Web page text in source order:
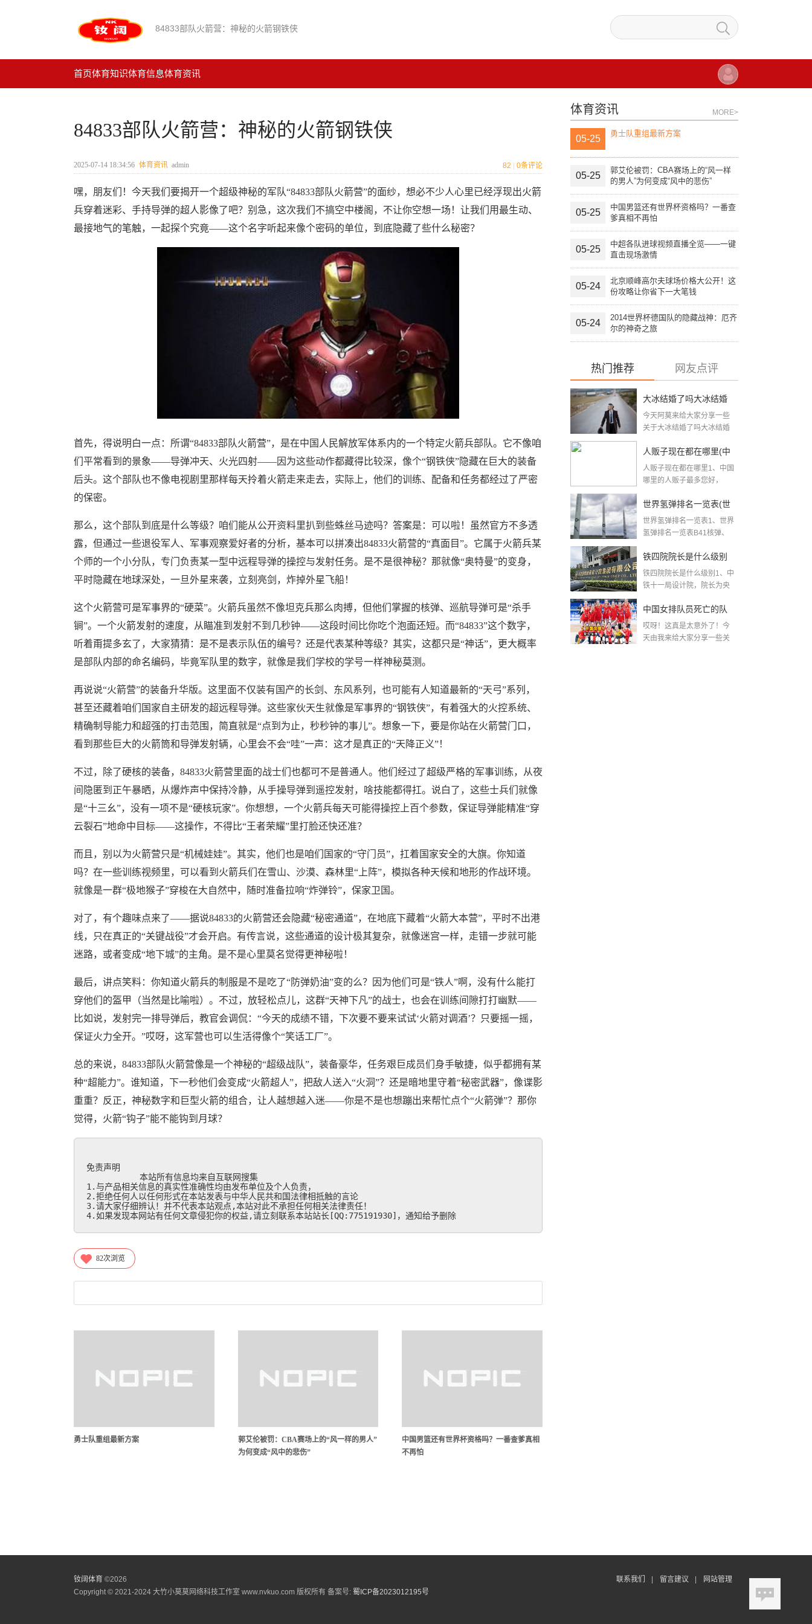
84833部队火箭营：神秘的火箭钢铁侠
首页体育知识体育信息体育资讯
84833部队火箭营：神秘的火箭钢铁侠
2025-07-14 18:34:56 体育资讯 admin 82 0条评论
嘿，朋友们！今天我们要揭开一个超级神秘的军队“84833部队火箭营”的面纱，想必不少人心里已经浮现出火箭
兵穿着迷彩、手持导弹的超人影像了吧？别急，这次我们不搞空中楼阁，不让你空想一场！让我们用最生动、
最接地气的笔触，一起探个究竟——这个名字听起来像个密码的单位，到底隐藏了些什么秘密？
首先，得说明白一点：所谓“84833部队火箭营”，是在中国人民解放军体系内的一个特定火箭兵部队。它不像咱
们平常看到的景象——导弹冲天、火光四射——因为这些动作都藏得比较深，像个“钢铁侠”隐藏在巨大的装备
后头。这个部队也不像电视剧里那样每天拎着火箭走来走去，实际上，他们的训练、配备和任务都经过了严密
的保密。
那么，这个部队到底是什么等级？咱们能从公开资料里扒到些蛛丝马迹吗？答案是：可以啦！虽然官方不多透
露，但通过一些退役军人、军事观察爱好者的分析，基本可以拼凑出84833火箭营的“真面目”。它属于火箭兵某
个师的一个小分队，专门负责某一型中远程导弹的操控与发射任务。是不是很神秘？那就像“奥特曼”的变身，
平时隐藏在地球深处，一旦外星来袭，立刻亮剑，炸掉外星飞船！
这个火箭营可是军事界的“硬菜”。火箭兵虽然不像坦克兵那么肉搏，但他们掌握的核弹、巡航导弹可是“杀手
锏”。一个火箭发射的速度，从瞄准到发射不到几秒钟——这段时间比你吃个泡面还短。而“84833”这个数字，
听着甭提多玄了，大家猜猜：是不是表示队伍的编号？还是代表某种等级？其实，这都只是“神话”，更大概率
是部队内部的命名编码，毕竟军队里的数字，就像是我们学校的学号一样神秘莫测。
再说说“火箭营”的装备升华版。这里面不仅装有国产的长剑、东风系列，也可能有人知道最新的“天弓”系列，
甚至还藏着咱们国家自主研发的超远程导弹。这些家伙天生就像是军事界的“钢铁侠”，有着强大的火控系统、
精确制导能力和超强的打击范围，简直就是“点到为止，秒秒钟的事儿”。想象一下，要是你站在火箭营门口，
看到那些巨大的火箭筒和导弹发射辆，心里会不会“哇”一声：这才是真正的“天降正义”！
不过，除了硬核的装备，84833火箭营里面的战士们也都可不是普通人。他们经过了超级严格的军事训练，从夜
间隐匿到正午暴晒，从爆炸声中保持冷静，从手操导弹到遥控发射，啥技能都得扛。说白了，这些士兵们就像
是“十三幺”，没有一项不是“硬核玩家”。你想想，一个火箭兵每天可能得操控上百个参数，保证导弹能精准“穿
云裂石”地命中目标——这操作，不得比“王者荣耀”里打脸还快还准？
而且，别以为火箭营只是“机械娃娃”。其实，他们也是咱们国家的“守门员”，扛着国家安全的大旗。你知道
吗？在一些训练视频里，可以看到火箭兵们在雪山、沙漠、森林里“上阵”，模拟各种天候和地形的作战环境。
就像是一群“极地猴子”穿梭在大自然中，随时准备拉响“炸弹铃”，保家卫国。
对了，有个趣味点来了——据说84833的火箭营还会隐藏“秘密通道”，在地底下藏着“火箭大本营”，平时不出港
线，只在真正的“关键战役”才会开启。有传言说，这些通道的设计极其复杂，就像迷宫一样，走错一步就可能
迷路，或者变成“地下城”的主角。是不是心里莫名觉得更神秘啦！
最后，讲点笑料：你知道火箭兵的制服是不是吃了“防弹奶油”变的么？因为他们可是“铁人”啊，没有什么能打
穿他们的盔甲（当然是比喻啦）。不过，放轻松点儿，这群“天神下凡”的战士，也会在训练间隙打打幽默——
比如说，发射完一排导弹后，教官会调侃：“今天的成绩不错，下次要不要来试试‘火箭对调酒’？只要摇一摇，
保证火力全开。”哎呀，这军营也可以生活得像个“笑话工厂”。
总的来说，84833部队火箭营像是一个神秘的“超级战队”，装备豪华，任务艰巨成员们身手敏捷，似乎都拥有某
种“超能力”。谁知道，下一秒他们会变成“火箭超人”，把敌人送入“火洞”？还是暗地里守着“秘密武器”，像谍影
重重？反正，神秘数字和巨型火箭的组合，让人越想越入迷——你是不是也想蹦出来帮忙点个“火箭弹”？那你
觉得，火箭“钩子”能不能钩到月球？
免责声明
本站所有信息均来自互联网搜集
1.与产品相关信息的真实性准确性均由发布单位及个人负责，
2.拒绝任何人以任何形式在本站发表与中华人民共和国法律相抵触的言论
3.请大家仔细辨认！并不代表本站观点,本站对此不承担任何相关法律责任！
4.如果发现本网站有任何文章侵犯你的权益,请立刻联系本站站长[QQ:775191930]，通知给予删除
82次浏览
勇士队重组最新方案
郭艾伦被罚：CBA赛场上的“风一样的男人”
为何变成“风中的悲伤”
中国男篮还有世界杯资格吗？一番查爹真相
不再怕
体育资讯 MORE>
05-25
勇士队重组最新方案
05-25
郭艾伦被罚：CBA赛场上的“风一样
的男人”为何变成“风中的悲伤”
05-25
中国男篮还有世界杯资格吗？一番查
爹真相不再怕
05-25
中超各队进球视频直播全览——一键
直击现场激情
05-24
北京顺峰高尔夫球场价格大公开！这
份攻略让你省下一大笔钱
05-24
2014世界杯德国队的隐藏战神：厄齐
尔的神奇之旅
热门推荐 网友点评
大冰结婚了吗大冰结婚
了吗
今天阿莫来给大家分享一些
关于大冰结婚了吗大冰结婚
人贩子现在都在哪里(中
国人贩子最多的地方)
人贩子现在都在哪里1、中国
哪里的人贩子最多您好，
世界氢弹排名一览表(世
界核武实力排名)
世界氢弹排名一览表1、世界
氢弹排名一览表B41核弹、
铁四院院长是什么级别
(中铁第四勘察设计院集
铁四院院长是什么级别1、中
铁十一局设计院，院长为央
中国女排队员死亡的队
员名单〖女排已去世名
哎呀！这真是太意外了！今
天由我来给大家分享一些关
钕阔体育 ©2026
Copyright © 2021-2024 大竹小莫莫网络科技工作室 www.nvkuo.com 版权所有 备案号: 蜀ICP备2023012195号
联系我们 留言建议 网站管理